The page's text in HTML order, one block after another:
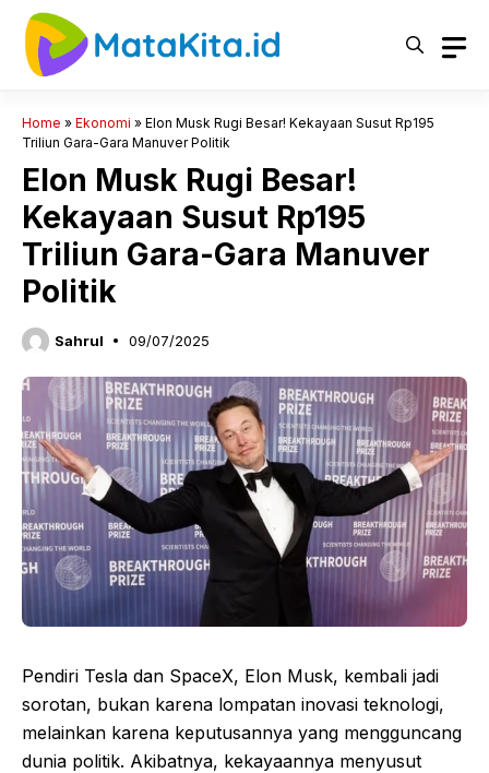
Langsung
Home » Ekonomi » Elon Musk Rugi Besar! Kekayaan Susut Rp195
Triliun Gara-Gara Manuver Politik
Elon Musk Rugi Besar!
Kekayaan Susut Rp195
Triliun Gara-Gara Manuver
Politik
Sahrul 09/07/2025
Pendiri Tesla dan SpaceX, Elon Musk, kembali jadi
sorotan, bukan karena lompatan inovasi teknologi,
melainkan karena keputusannya yang mengguncang
dunia politik. Akibatnya, kekayaannya menyusut